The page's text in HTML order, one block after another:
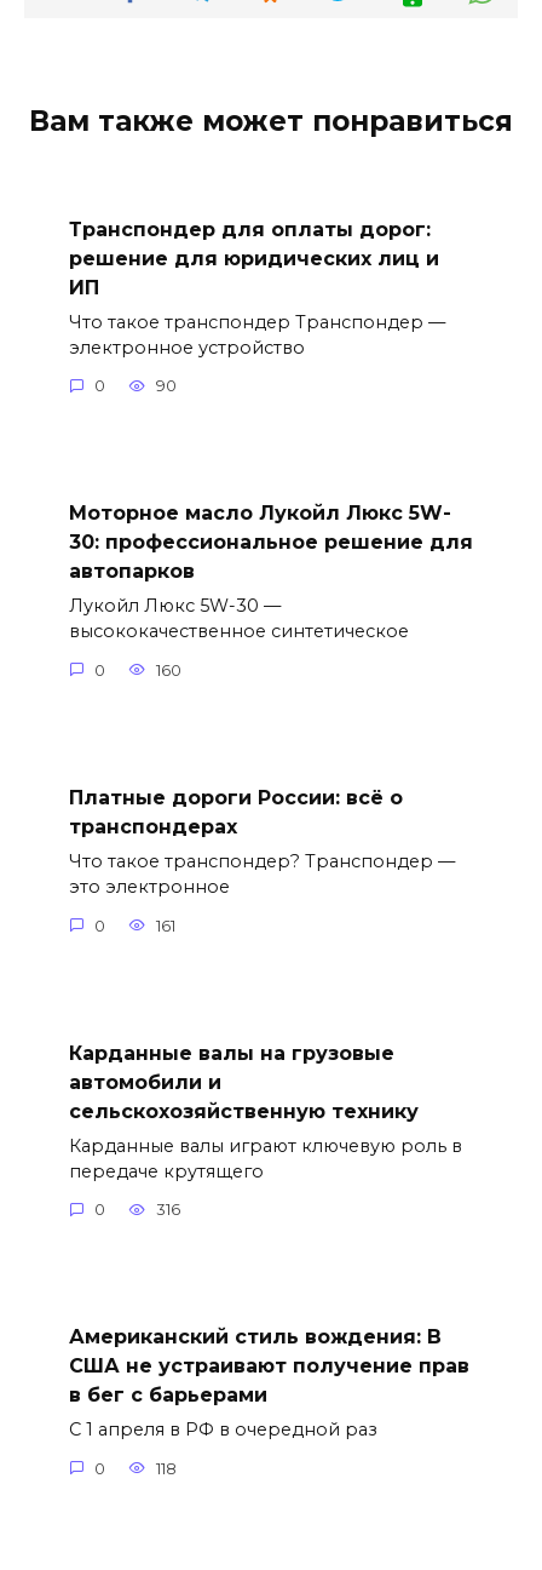
Вам также может понравиться
Транспондер для оплаты дорог:
решение для юридических лиц и
ИП
Что такое транспондер Транспондер —
электронное устройство
0 90
Моторное масло Лукойл Люкс 5W-
30: профессиональное решение для
автопарков
Лукойл Люкс 5W-30 —
высококачественное синтетическое
0 160
Платные дороги России: всё о
транспондерах
Что такое транспондер? Транспондер —
это электронное
0 161
Карданные валы на грузовые
автомобили и
сельскохозяйственную технику
Карданные валы играют ключевую роль в
передаче крутящего
0 316
Американский стиль вождения: В
США не устраивают получение прав
в бег с барьерами
С 1 апреля в РФ в очередной раз
0 118